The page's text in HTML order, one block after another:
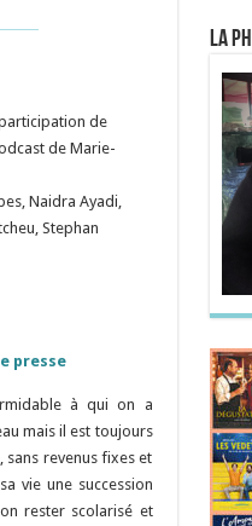
de
de Marie-
Naidra Ayadi,
Stephan
presse
à qui on a
mais il est toujours
sans revenus fixes et
vie une succession
rester scolarisé et
La